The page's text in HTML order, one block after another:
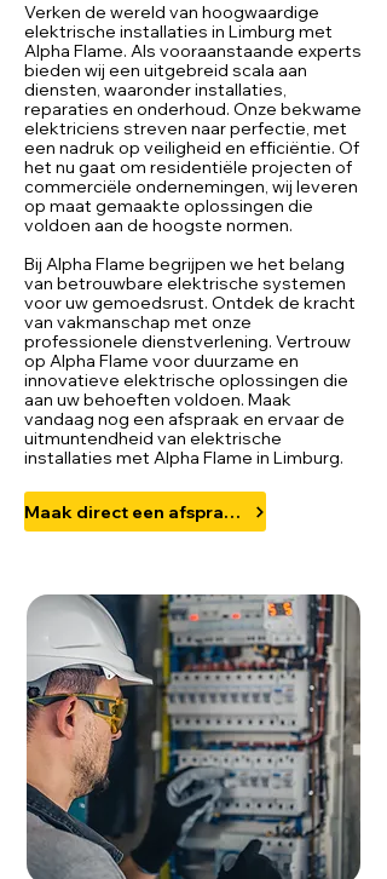
Verken de wereld van hoogwaardige
elektrische installaties in Limburg met
Alpha Flame. Als vooraanstaande experts
bieden wij een uitgebreid scala aan
diensten, waaronder installaties,
reparaties en onderhoud. Onze bekwame
elektriciens streven naar perfectie, met
een nadruk op veiligheid en efficiëntie. Of
het nu gaat om residentiële projecten of
commerciële ondernemingen, wij leveren
op maat gemaakte oplossingen die
voldoen aan de hoogste normen.
Bij Alpha Flame begrijpen we het belang
van betrouwbare elektrische systemen
voor uw gemoedsrust. Ontdek de kracht
van vakmanschap met onze
professionele dienstverlening. Vertrouw
op Alpha Flame voor duurzame en
innovatieve elektrische oplossingen die
aan uw behoeften voldoen. Maak
vandaag nog een afspraak en ervaar de
uitmuntendheid van elektrische
installaties met Alpha Flame in Limburg.
Maak direct een afspraak